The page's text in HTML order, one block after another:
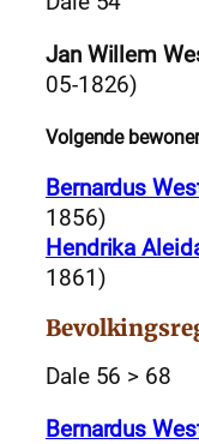
Jan Willem
05-1826)
Volgende
Bernardus
1856)
Hendrika
1861)
Dale 56 > 68
Bernardus